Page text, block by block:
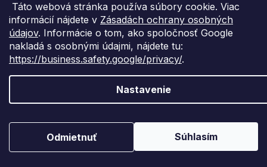
Táto webová stránka používa súbory cookie. Viac
informácií nájdete v Zásadách ochrany osobných
údajov. Informácie o tom, ako spoločnosť Google
nakladá s osobnými údajmi, nájdete tu:
https://business.safety.google/privacy/.
Nastavenie
Odmietnuť Súhlasím
na 1,5 %
withanolidov (3 mg)
Extrakt z vitexu
Vitex
- štandardizované
na 1,5 % agnusidov
(1,5 mg)
100 mg
Extrakt z chmeľu